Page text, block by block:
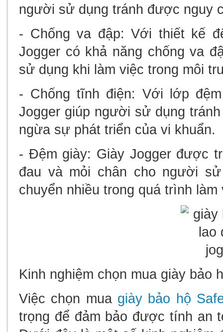
người sử dụng tránh được nguy
- Chống va đập: Với thiết kế
Jogger có khả năng chống va
sử dụng khi làm việc trong môi
- Chống tĩnh điện: Với lớp
Jogger giúp người sử dụng
ngừa sự phát triển của vi khuẩn.
- Đệm giày: Giày Jogger được
đau và mỏi chân cho người
chuyển nhiều trong quá trình làm
Kinh nghiệm chọn mua giày bảo
Việc chọn mua giày bảo hộ
trọng để đảm bảo được tính an